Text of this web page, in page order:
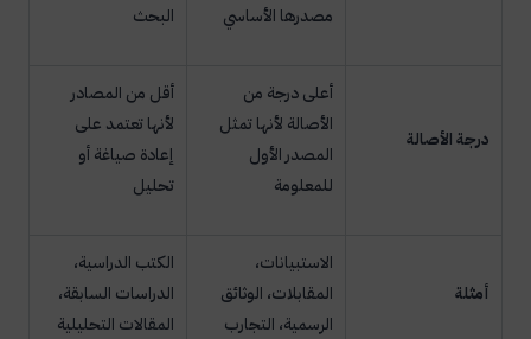
مصدرها الأساسي
البحث
درجة الأصالة
أعلى درجة من
الأصالة لأنها تمثل
المصدر الأول
للمعلومة
أقل من المصادر
لأنها تعتمد على
إعادة صياغة أو
تحليل
أمثلة
الاستبيانات،
المقابلات، الوثائق
الرسمية، التجارب
الكتب الدراسية،
الدراسات السابقة،
المقالات التحليلية